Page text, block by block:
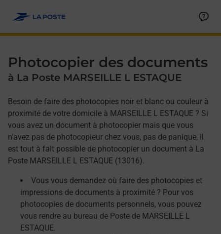
Photocopier des documents
à La Poste MARSEILLE L ESTAQUE
Besoin de faire des photocopies noir et blanc ou couleur à
proximité de votre domicile à MARSEILLE L ESTAQUE ? Si
vous avez un document à photocopier mais que vous
n'avez pas de photocopieur chez vous, pas de panique, il
est tout à fait possible de photocopier un document à La
Poste MARSEILLE L ESTAQUE (13016).
Vous vous demandez où faire des photocopies et
impressions de documents à proximité ? Pour vos
photocopies de documents personnels, vous pouvez
vous rendre au bureau de Poste de MARSEILLE L
ESTAQUE.